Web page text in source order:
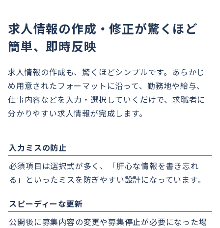
求人情報の作成・修正が驚くほど
簡単、即時反映
求人情報の作成も、驚くほどシンプルです。あらかじ
め用意されたフォーマットに沿って、勤務地や給与、
仕事内容などを入力・選択していくだけで、求職者に
分かりやすい求人情報が完成します。
入力ミスの防止
必須項目は選択式が多く、「肝心な情報を書き忘れ
る」といったミスを防ぎやすい設計になっています。
スピーディーな更新
公開後に募集内容の変更や募集停止が必要になった場